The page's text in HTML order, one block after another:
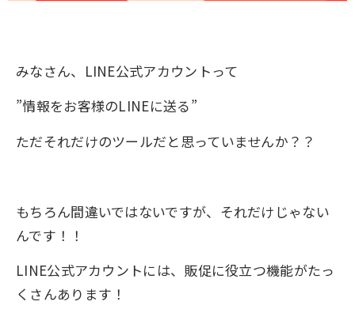
みなさん、LINE公式アカウントって
”情報をお客様のLINEに送る”
ただそれだけのツールだと思っていませんか？？
もちろん間違いではないですが、それだけじゃない
んです！！
LINE公式アカウントには、販促に役立つ機能がたっ
くさんあります！